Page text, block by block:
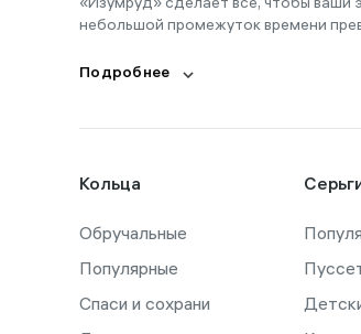
16-20
17,5
18
18,5
18-19
18-21,5
небольшой промежуток времени
Подробнее
Кольца
Обручальные
Популярные
Спаси и сохрани